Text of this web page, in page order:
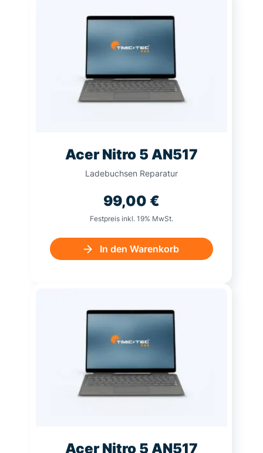
Acer Nitro 5 AN517
Ladebuchsen Reparatur
99,00 €
Festpreis inkl. 19% MwSt.
In den Warenkorb
Acer Nitro 5 AN517